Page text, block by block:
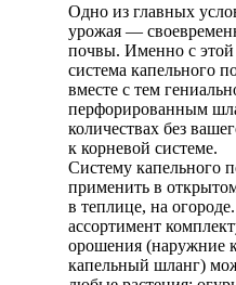
Одно из главных
урожая —
почвы. Именно с этой
система капельного
вместе с тем
перфорированным
количествах без
к корневой системе.
Систему капельного
применить в
в теплице, на
ассортимент
орошения (наружние
капельный шланг)